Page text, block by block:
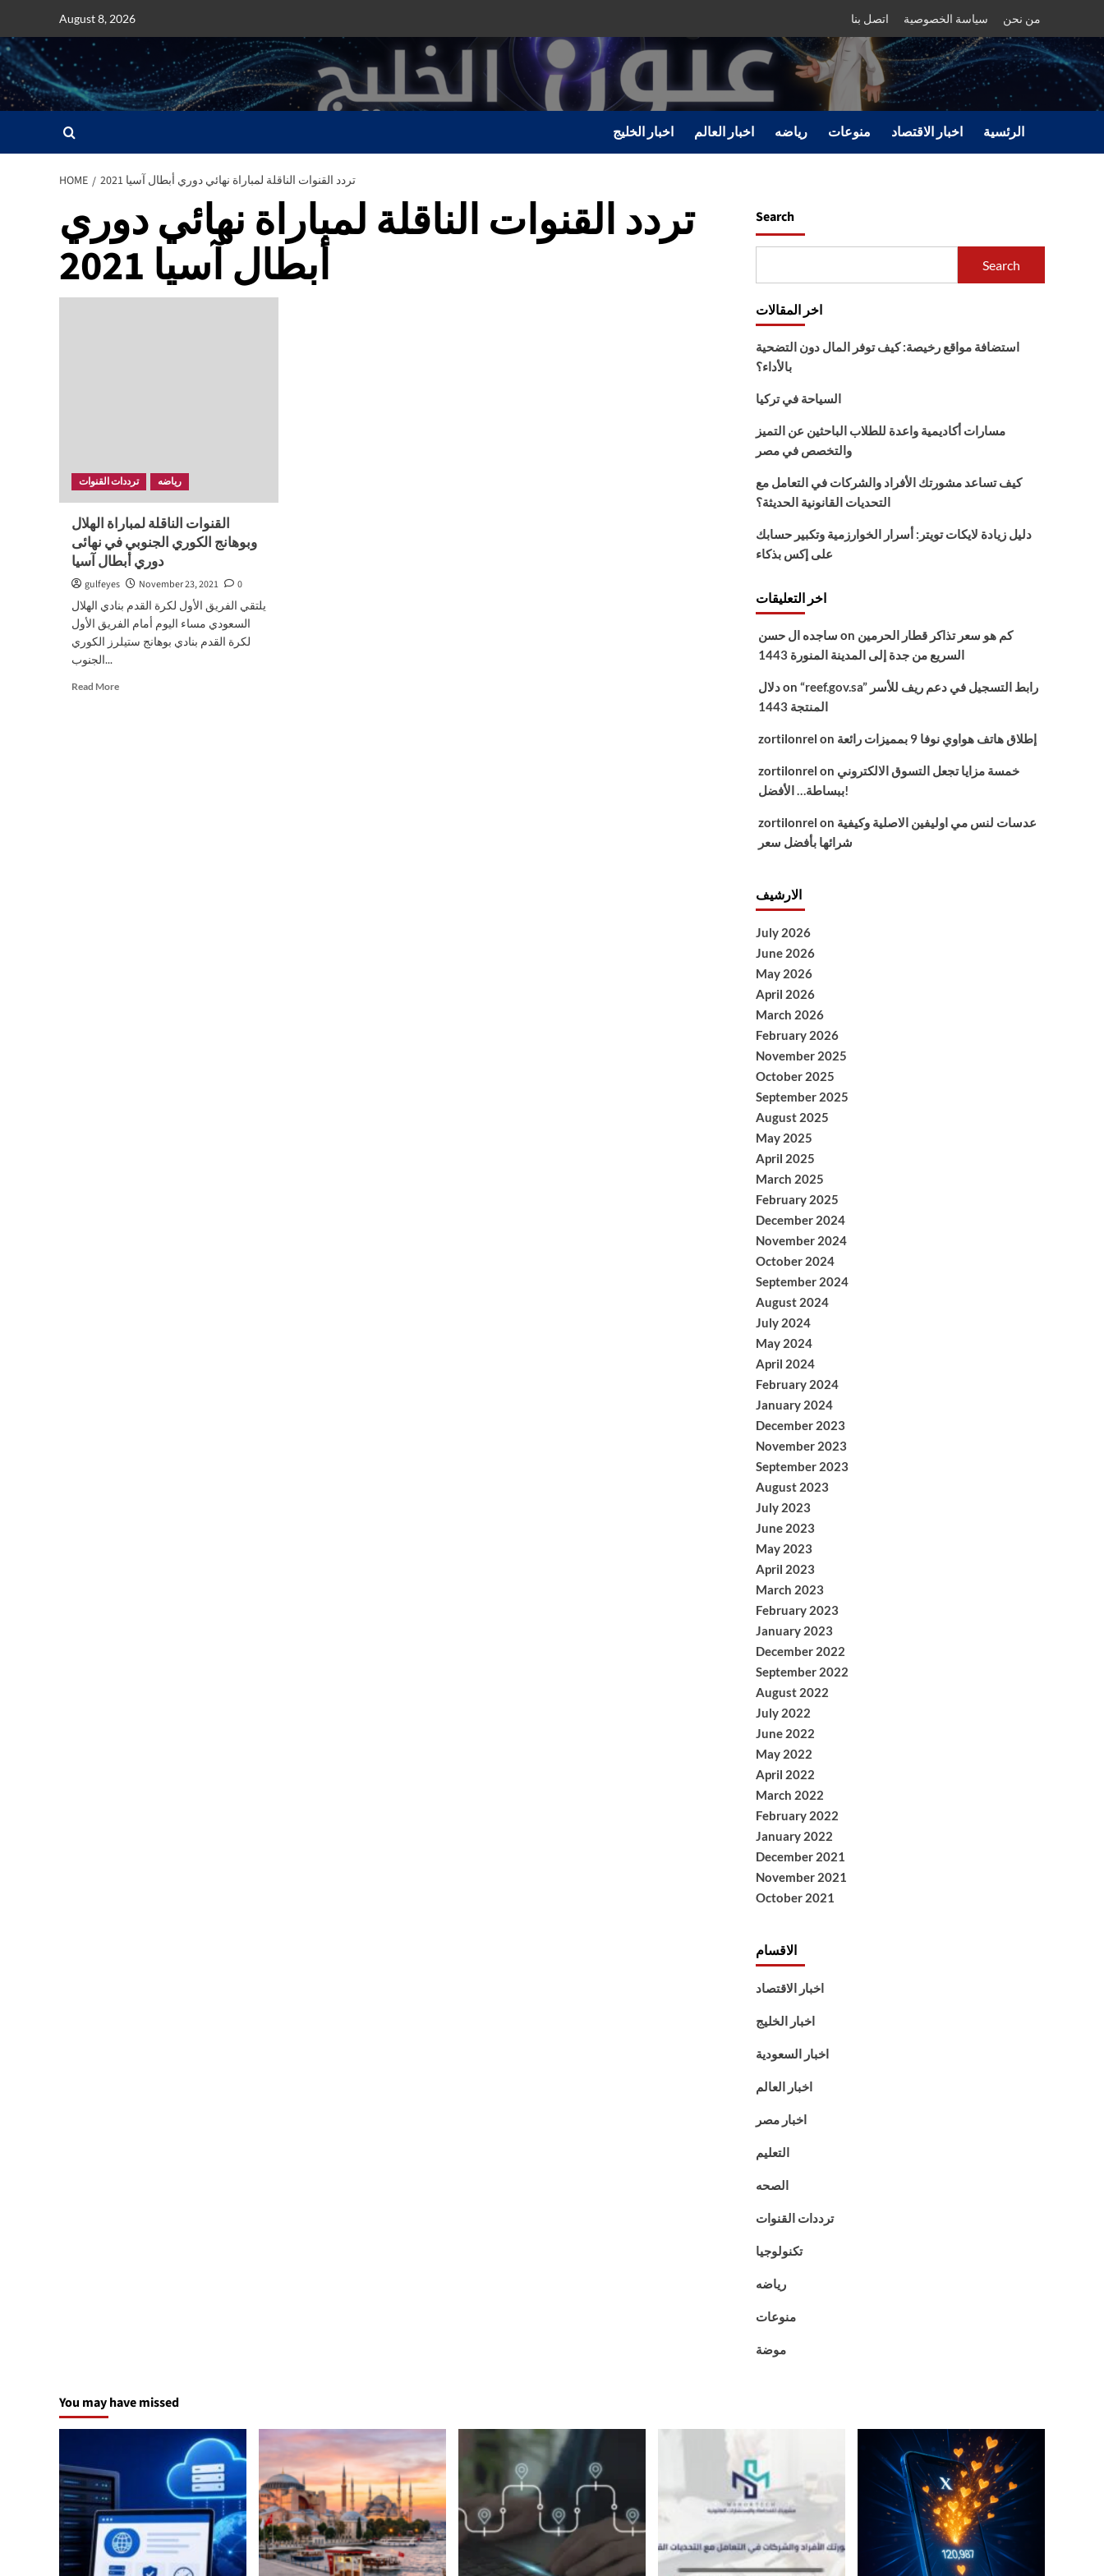
content
August 8, 2026 اتصل بنا سياسة الخصوصية من نحن
اخبار الخليج اخبار العالم رياضه منوعات اخبار الاقتصاد الرئسية
HOME تردد القنوات الناقلة لمباراة نهائي دوري أبطال آسيا 2021
تردد القنوات الناقلة لمباراة نهائي دوري
أبطال آسيا 2021
ترددات القنوات رياضه
القنوات الناقلة لمباراة الهلال
وبوهانج الكوري الجنوبي في نهائى
دوري أبطال آسيا
gulfeyes November 23, 2021
0
يلتقي الفريق الأول لكرة القدم بنادي الهلال
السعودي مساء اليوم أمام الفريق الأول
لكرة القدم بنادي بوهانج ستيلرز الكوري
الجنوب...
Read MoreRead
Search
Search
اخر المقالات
استضافة مواقع رخيصة: كيف توفر المال دون التضحية
بالأداء؟
السياحة في تركيا
مسارات أكاديمية واعدة للطلاب الباحثين عن التميز
والتخصص في مصر
كيف تساعد مشورتك الأفراد والشركات في التعامل مع
التحديات القانونية الحديثة؟
دليل زيادة لايكات تويتر: أسرار الخوارزمية وتكبير حسابك
على إكس بذكاء
اخر التعليقات
ساجده ال حسن on كم هو سعر تذاكر قطار الحرمين
السريع من جدة إلى المدينة المنورة 1443
دلالon “reef.gov.sa” رابط التسجيل في دعم ريف للأسر
المنتجة 1443
zortilonrel on إطلاق هاتف هواوي نوفا 9 بمميزات رائعة
zortilonrel on خمسة مزايا تجعل التسوق الالكتروني
ببساطة… الأفضل!
zortilonrel on عدسات لنس مي اوليفين الاصلية وكيفية
شرائها بأفضل سعر
الارشيف
July 2026
June 2026
May 2026
April 2026
March 2026
February 2026
November 2025
October 2025
September 2025
August 2025
May 2025
April 2025
March 2025
February 2025
December 2024
November 2024
October 2024
September 2024
August 2024
July 2024
May 2024
April 2024
February 2024
January 2024
December 2023
November 2023
September 2023
August 2023
July 2023
June 2023
May 2023
April 2023
March 2023
February 2023
January 2023
December 2022
September 2022
August 2022
July 2022
June 2022
May 2022
April 2022
March 2022
February 2022
January 2022
December 2021
November 2021
October 2021
الاقسام
اخبار الاقتصاد
اخبار الخليج
اخبار السعودية
اخبار العالم
اخبار مصر
التعليم
الصحه
ترددات القنوات
تكنولوجيا
رياضه
منوعات
موضة
You may have missed